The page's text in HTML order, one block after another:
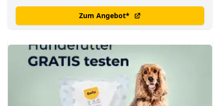
Zum Angebot*